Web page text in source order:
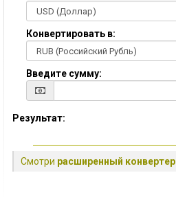
Конвертировать в:
Введите сумму:
Результат:
Смотри расширенный конвертер